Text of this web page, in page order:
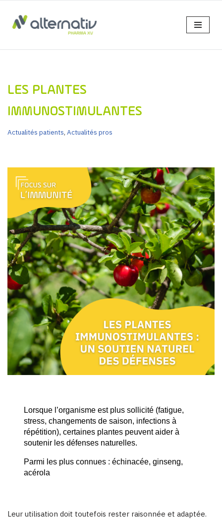
Aller
contenu
LES PLANTES
IMMUNOSTIMULANTES
Actualités patients, Actualités pros
Lorsque l’organisme est plus sollicité (fatigue,
stress, changements de saison, infections à
répétition), certaines plantes peuvent aider à
soutenir les défenses naturelles.
Parmi les plus connues : échinacée, ginseng,
acérola
Leur utilisation doit toutefois rester raisonnée et adaptée.